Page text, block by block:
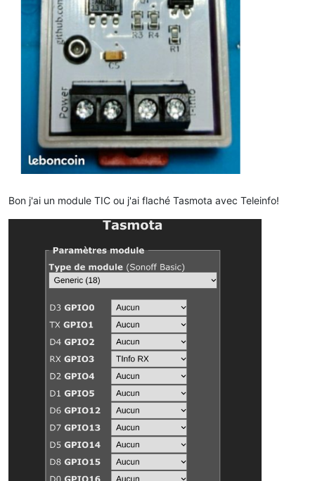
Bon j'ai un module TIC ou j'ai flaché Tasmota avec Teleinfo!